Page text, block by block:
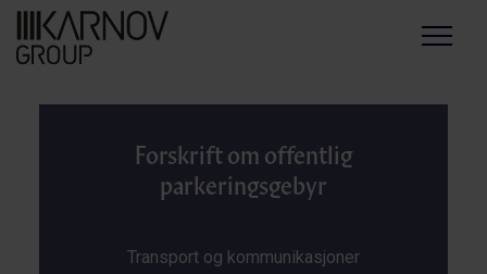
Menu
Forskrift om offentlig
parkeringsgebyr